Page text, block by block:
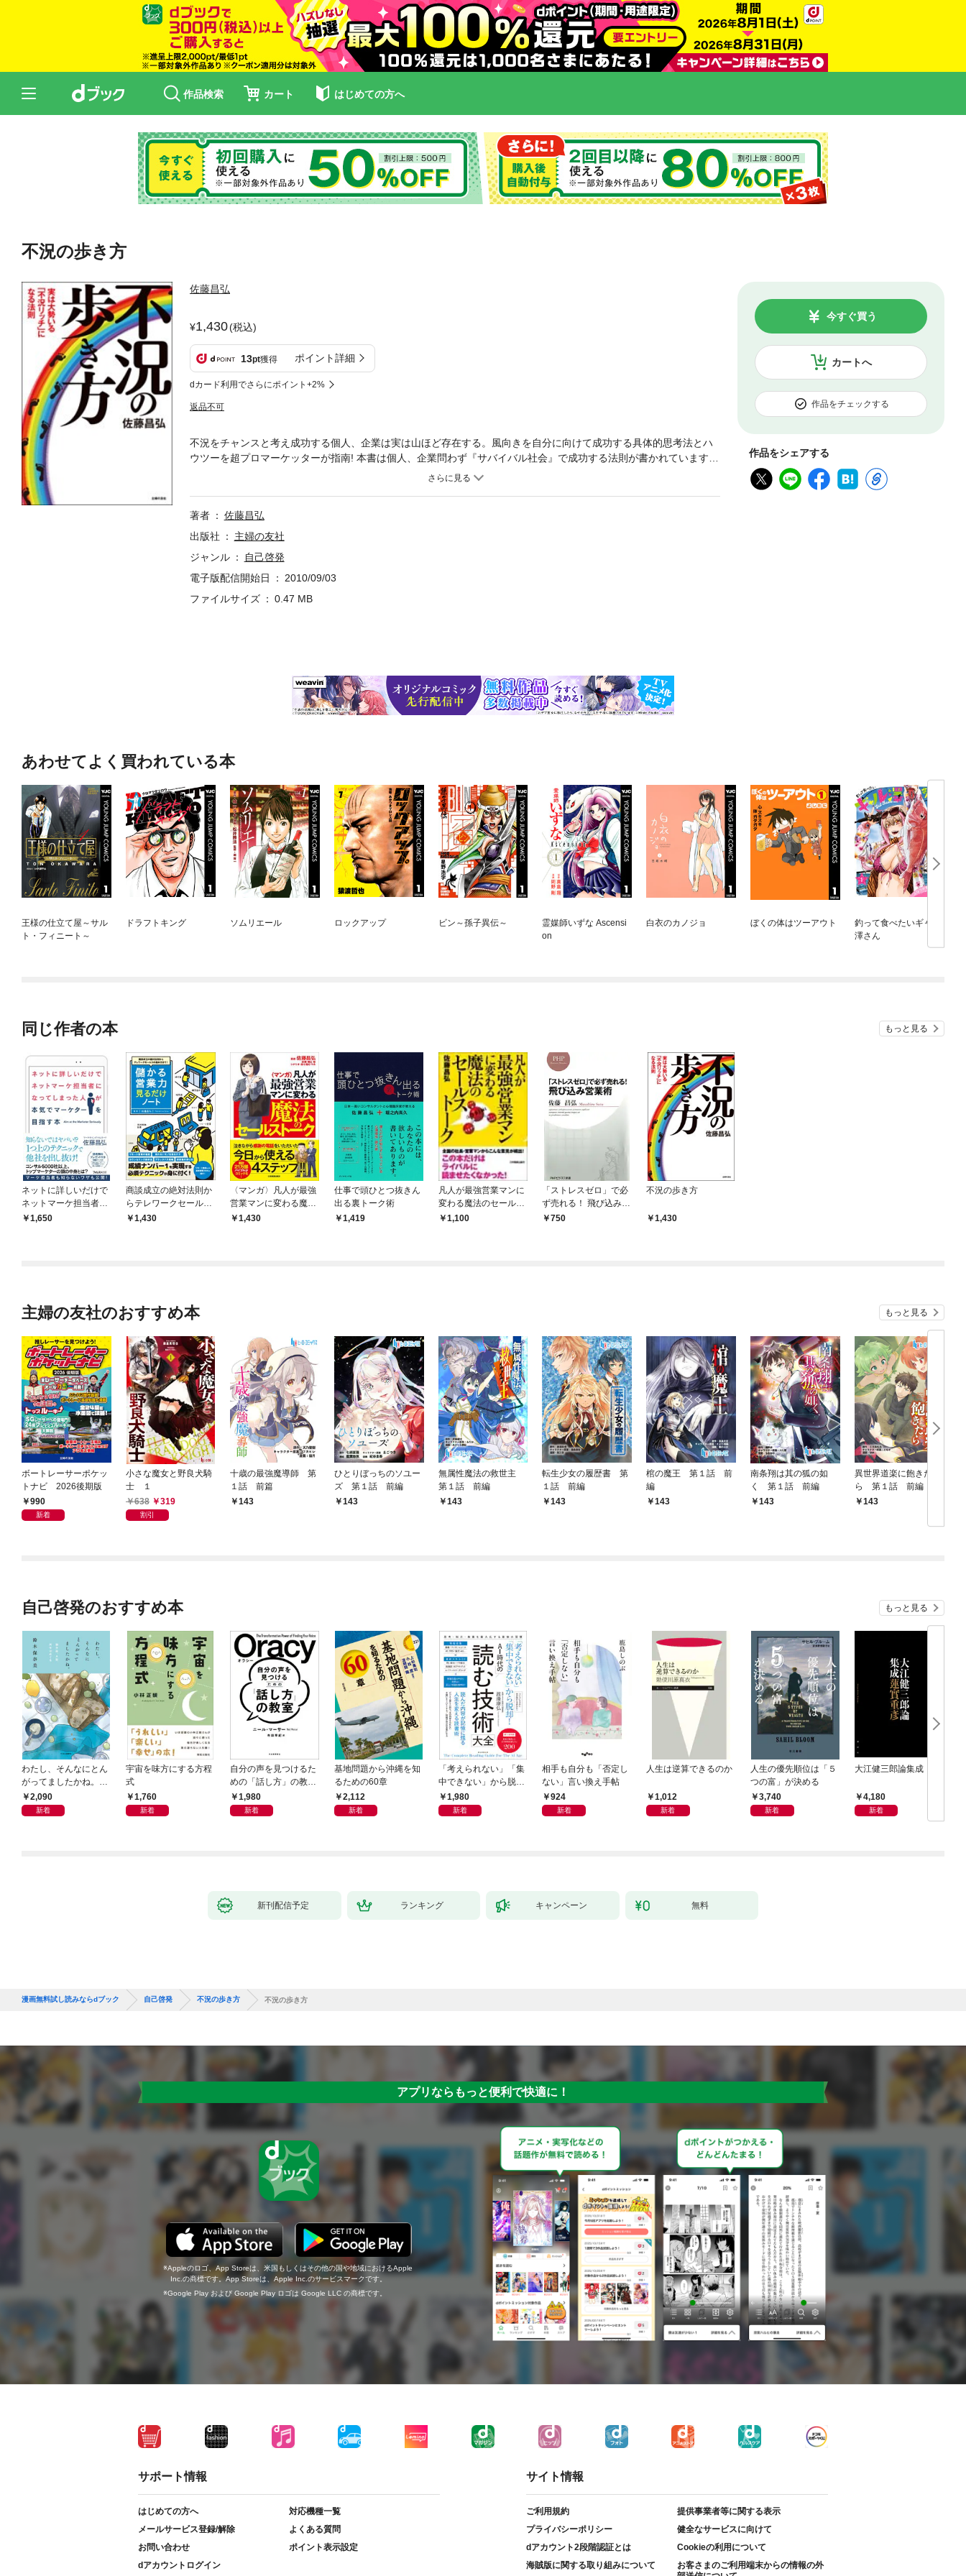
作品検索 カート はじめての方へ
不況の歩き方
佐藤昌弘
1,430(税込)
13pt獲得 ポイント詳細
dカード利用でさらにポイント+2%
返品不可
カートへ
今すぐ買う
作品をチェックする
作品をシェアする
不況をチャンスと考え成功する個人、企業は実は山ほど存在する。風向きを自分に向けて成功する具体的思考法とハ
ウツーを超プロマーケッターが指南! 本書は個人、企業問わず『サバイバル社会』で成功する法則が書かれています。
「勤務先は大丈夫なのか?」「ずっと勤め続けていいものなのか?」と漠然と不安を持つ人や、経営している会社の今
著者
佐藤昌弘
出版社
主婦の友社
ジャンル
自己啓発
電子版配信開始日
2010/09/03
ファイルサイズ
0.47 MB
あわせてよく買われている本
王様の仕立て屋～サル
ト・フィニート～
ドラフトキング ソムリエール ロックアップ ビン～孫子異伝～
霊媒師いずな Ascensi
on
白衣のカノジョ ぼくの体はツーアウト
釣って食べたいギャル
澤さん
同じ作者の本 もっと見る
ネットに詳しいだけで
ネットマーケ担当者に
なってしまった人が本
1,650
商談成立の絶対法則か
らテレワークセールス
の進め方まで！ 儲かる
1,430
〈マンガ〉凡人が最強
営業マンに変わる魔法
のセールストーク
1,430
仕事で頭ひとつ抜きん
出る裏トーク術
1,419
凡人が最強営業マンに
変わる魔法のセールス
トーク
1,100
「ストレスゼロ」で必
ず売れる！ 飛び込み営
業術750
不況の歩き方
1,430
主婦の友社のおすすめ本 もっと見る
ボートレーサーポケッ
トナビ 2026後期版
990
新着
小さな魔女と野良犬騎
士 １
638
319
割引
十歳の最強魔導師 第
１話 前篇
143
ひとりぼっちのソユー
ズ 第１話 前編
143
無属性魔法の救世主
第１話 前編
143
転生少女の履歴書 第
１話 前編
143
棺の魔王 第１話 前
編
143
南条翔は其の狐の如
く 第１話 前編
143
異世界道楽に飽きた
ら 第１話 前編
143
自己啓発のおすすめ本 もっと見る
わたし、そんなにとん
がってましたかね。
獅子座、Ａ型、丙午は
めぐる
2,090
新着
宇宙を味方にする方程
式
1,760
新着
自分の声を見つけるた
めの「話し方」の教
室 Ｏｒａｃｙ（オラ
シー）
1,980
新着
基地問題から沖縄を知
るための60章
2,112
新着
「考えられない」「集
中できない」から脱
却！ AI時代の読む技
術大全
1,980
新着
相手も自分も「否定し
ない」言い換え手帖
924
新着
人生は逆算できるのか
1,012
新着
人生の優先順位は「５
つの富」が決める
3,740
新着
大江健三郎論集成
4,180
新着
新刊配信予定 ランキング キャンペーン 無料
漫画無料試し読みならdブック 自己啓発 不況の歩き方 不況の歩き方
アプリならもっと便利で快適に！
Appleのロゴ、App Storeは、米国もしくはその他の国や地域におけるApple
Inc.の商標です。App Storeは、Apple Inc.のサービスマークです。
Google Play および Google Play ロゴは Google LLC の商標です。
サポート情報
はじめての方へ
対応機種一覧
メールサービス登録/解除
よくある質問
お問い合わせ
ポイント表示設定
dアカウントログイン
サイト情報
ご利用規約
提供事業者等に関する表示
プライバシーポリシー
健全なサービスに向けて
dアカウント2段階認証とは
Cookieの利用について
海賊版に関する取り組みについて
お客さまのご利用端末からの情報の外